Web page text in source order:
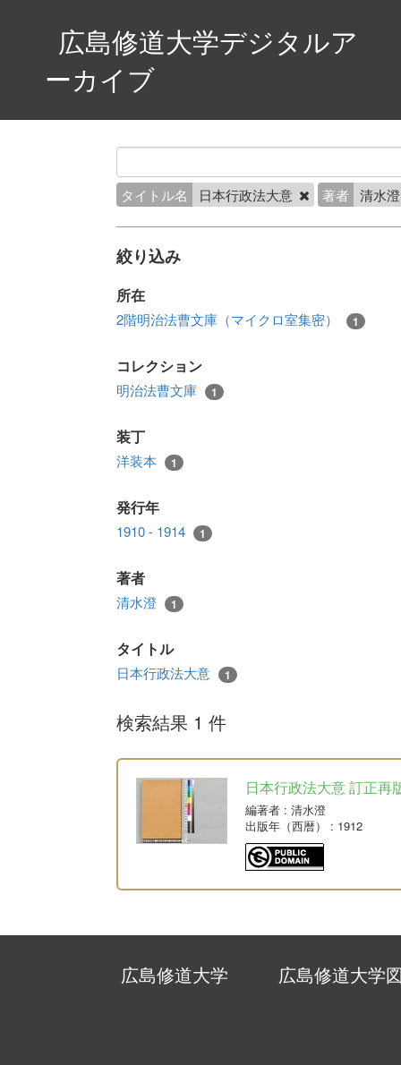
広島修道大学デジタルア
ーカイブ
タイトル名 日本行政法大意 著者 清水
絞り込み
所在
2階明治法曹文庫（マイクロ室集密） 1
コレクション
明治法曹文庫 1
装丁
洋装本 1
発行年
1910 - 1914 1
著者
清水澄 1
タイトル
日本行政法大意 1
検索結果 1 件
日本行政法大意 訂正再
編著者 : 清水澄
出版年（西暦）
: 1912
広島修道大学 広島修道大学